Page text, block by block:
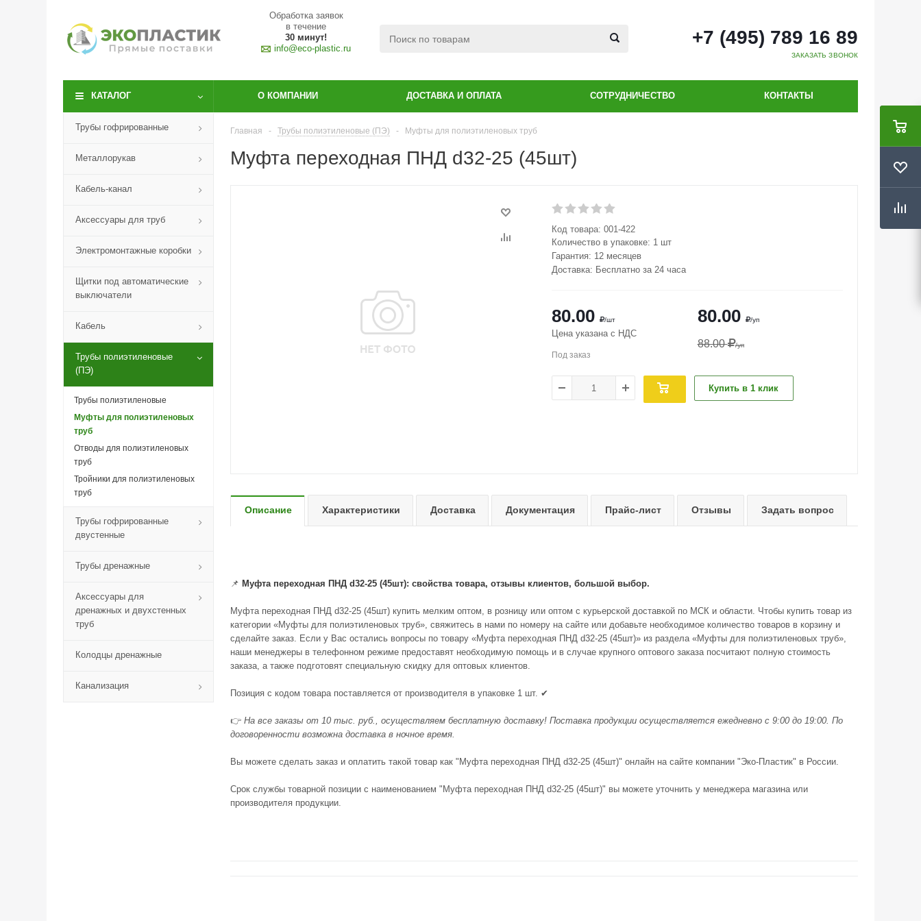
Обработка заявок
в течение
30 минут!
info@eco-plastic.ru
+7 (495) 789 16 89
ЗАКАЗАТЬ ЗВОНОК
КАТАЛОГ О КОМПАНИИ ДОСТАВКА И ОПЛАТА СОТРУДНИЧЕСТВО КОНТАКТЫ
Трубы гофрированные
Металлорукав
Кабель-канал
Аксессуары для труб
Электромонтажные коробки
Щитки под автоматические
выключатели
Кабель
Трубы полиэтиленовые
(ПЭ)
Трубы полиэтиленовые
Муфты для полиэтиленовых
труб
Отводы для полиэтиленовых
труб
Тройники для полиэтиленовых
труб
Трубы гофрированные
двустенные
Трубы дренажные
Аксессуары для
дренажных и двухстенных
труб
Колодцы дренажные
Канализация
Главная - Трубы полиэтиленовые (ПЭ) - Муфты для полиэтиленовых труб
Муфта переходная ПНД d32-25 (45шт)
Код товара: 001-422
Количество в упаковке: 1 шт
Гарантия: 12 месяцев
Доставка: Бесплатно за 24 часа
80.00 /уп
88.00 /уп
80.00 /шт
Цена указана с НДС
Под заказ
Купить в 1 клик
Описание Характеристики Доставка Документация Прайс-лист Отзывы Задать вопрос
📌 Муфта переходная ПНД d32-25 (45шт): свойства товара, отзывы клиентов, большой выбор.
Муфта переходная ПНД d32-25 (45шт) купить мелким оптом, в розницу или оптом с курьерской доставкой по МСК и области. Чтобы купить товар из
категории «Муфты для полиэтиленовых труб», свяжитесь в нами по номеру на сайте или добавьте необходимое количество товаров в корзину и
сделайте заказ. Если у Вас остались вопросы по товару «Муфта переходная ПНД d32-25 (45шт)» из раздела «Муфты для полиэтиленовых труб»,
наши менеджеры в телефонном режиме предоставят необходимую помощь и в случае крупного оптового заказа посчитают полную стоимость
заказа, а также подготовят специальную скидку для оптовых клиентов.
Позиция с кодом товара поставляется от производителя в упаковке 1 шт. ✔
👉 На все заказы от 10 тыс. руб., осуществляем бесплатную доставку! Поставка продукции осуществляется ежедневно с 9:00 до 19:00. По
договоренности возможна доставка в ночное время.
Вы можете сделать заказ и оплатить такой товар как "Муфта переходная ПНД d32-25 (45шт)" онлайн на сайте компании "Эко-Пластик" в России.
Срок службы товарной позиции с наименованием "Муфта переходная ПНД d32-25 (45шт)" вы можете уточнить у менеджера магазина или
производителя продукции.